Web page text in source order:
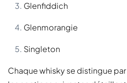
Glenfiddich
Glenmorangie
Singleton
Chaque whisky se distingue